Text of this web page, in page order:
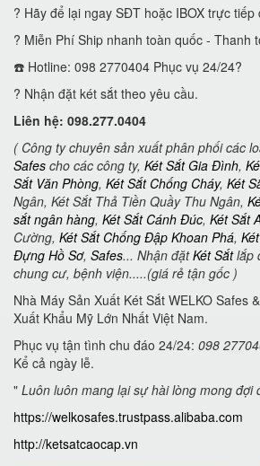
? Hãy để lại ngay SĐT hoặc IBOX trực
? Miễn Phí Ship nhanh toàn quốc - Thanh
☎️ Hotline: 098 2770404 Phục vụ 24/24?
? Nhận đặt két sắt theo yêu cầu.
Liên hệ: 098.277.0404
( Công ty chuyên sản xuất phân phối các
Safes cho các công ty, Két Sắt Gia Đình,
Sắt Văn Phòng, Két Sắt Chống Cháy, Két
Ngân, Két Sắt Thả Tiền Quầy Thu Ngân,
sắt ngân hàng, Két Sắt Cánh Đúc, Két Sắt
Cường, Két Sắt Chống Đập Khoan Phá,
Đựng Hồ Sơ, Safes... Nhận đặtKét Sắtlắp
chung cư, bệnh viện.....(giá rẻ tận gốc )
Nhà Máy Sản Xuất Két Sắt WELKO Safes
Xuất Khẩu Mỹ Lớn Nhất Việt Nam.
Phục vụ tận tình chu đáo 24/24: 098
Kể cả ngày lễ.
" Luôn luôn mang lại sự hài lòng mong đợi
https://welkosafes.trustpass.alibaba.com
http://ketsatcaocap.vn